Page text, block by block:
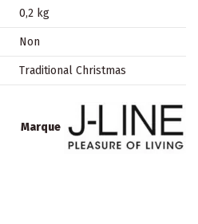
0,2 kg
Non
Traditional Christmas
Marque